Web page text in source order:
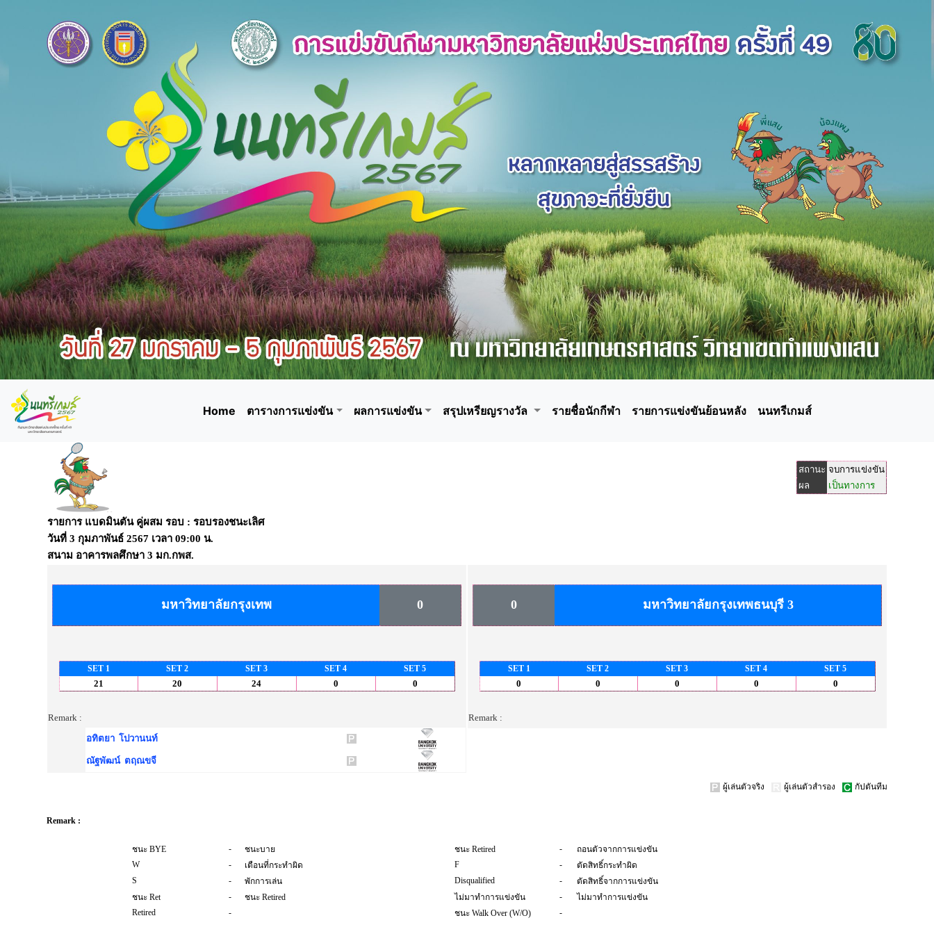
Home ตารางการแข่งขัน ผลการแข่งขัน สรุปเหรียญรางวัล รายชื่อนักกีฬา รายการแข่งขันย้อนหลัง นนทรีเกมส์
สถานะ จบการแข่งขัน
ผล
เป็นทางการ
รายการ แบดมินตัน คู่ผสม รอบ : รอบรองชนะเลิศ
วันที่ 3 กุมภาพันธ์ 2567 เวลา 09:00 น.
สนาม อาคารพลศึกษา 3 มก.กพส.
มหาวิทยาลัยกรุงเทพ 0
SET 1 SET 2 SET 3 SET 4 SET 5
21 20 24 0 0
Remark :
อทิตยา โปวานนท์
ณัฐพัฒน์ ตฤณขจี
0 มหาวิทยาลัยกรุงเทพธนบุรี 3
SET 1 SET 2 SET 3 SET 4 SET 5
0 0 0 0 0
Remark :
ผู้เล่นตัวจริง ผู้เล่นตัวสำรอง กัปตันทีม
Remark :
ชนะ BYE - ชนะบาย ชนะ Retired -
ถอนตัวจากการแข่งขัน
W
- เตือนที่กระทำผิด F -
ตัดสิทธิ์กระทำผิด
S
- พักการเล่น Disqualified -
ตัดสิทธิ์จากการแข่งขัน
ชนะ Ret
- ชนะ Retired ไม่มาทำการแข่งขัน -
ไม่มาทำการแข่งขัน
Retired
- ชนะ Walk Over (W/O) -